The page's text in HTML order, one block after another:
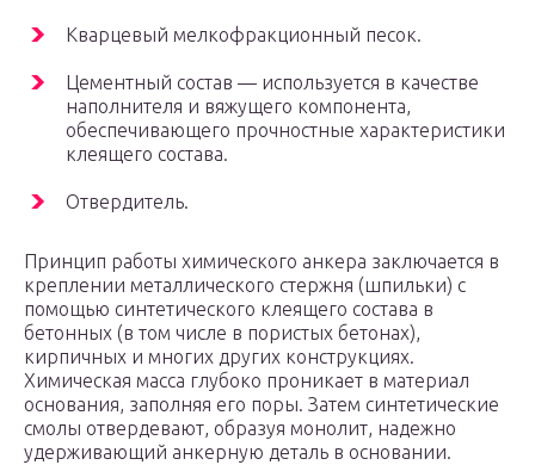
Кварцевый мелкофракционный песок.
Цементный состав — используется в качестве
наполнителя и вяжущего компонента,
обеспечивающего прочностные характеристики
клеящего состава.
Отвердитель.
Принцип работы химического анкера заключается в
креплении металлического стержня (шпильки) с
помощью синтетического клеящего состава в
бетонных (в том числе в пористых бетонах),
кирпичных и многих других конструкциях.
Химическая масса глубоко проникает в материал
основания, заполняя его поры. Затем синтетические
смолы отвердевают, образуя монолит, надежно
удерживающий анкерную деталь в основании.